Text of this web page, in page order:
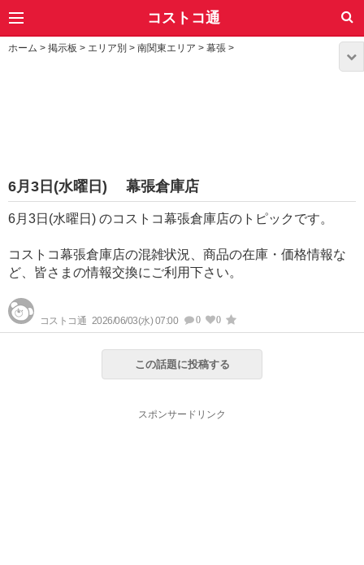
コストコ通
ホーム > 掲示板 > エリア別 > 南関東エリア > 幕張 >
6月3日(水曜日) 幕張倉庫店
6月3日(水曜日) のコストコ幕張倉庫店のトピックです。
コストコ幕張倉庫店の混雑状況、商品の在庫・価格情報な
ど、皆さまの情報交換にご利用下さい。
コストコ通 2026/06/03(水) 07:00 0 0
この話題に投稿する
スポンサードリンク